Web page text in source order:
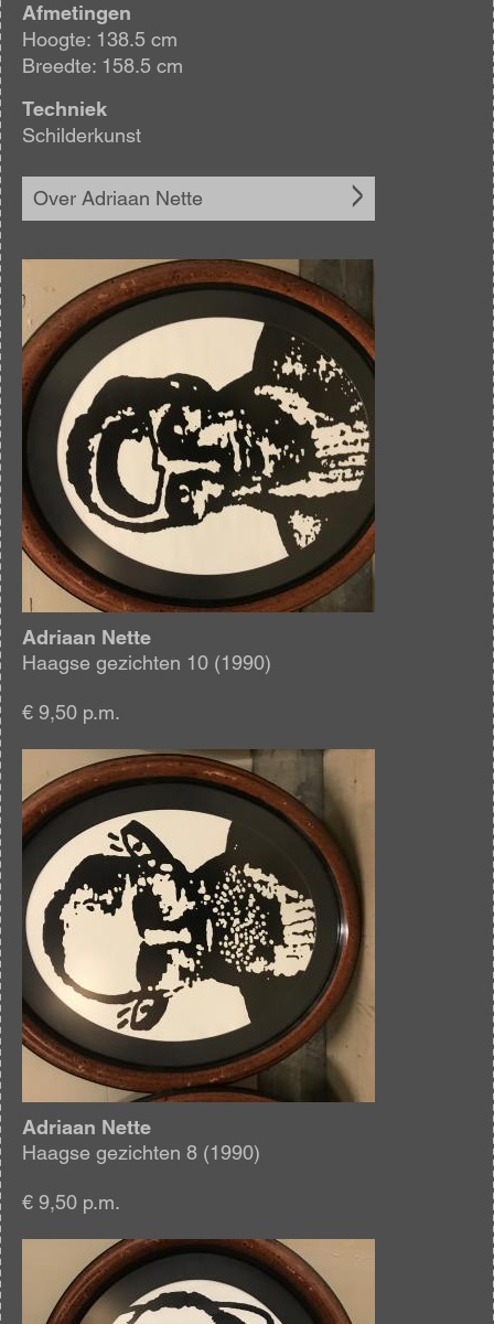
Afmetingen
Hoogte: 138.5 cm
Breedte: 158.5 cm
Techniek
Schilderkunst
Over Adriaan Nette
Afbeelding
Adriaan Nette
Haagse gezichten 10 (1990)
€ 9,50 p.m.
Afbeelding
Adriaan Nette
Haagse gezichten 8 (1990)
€ 9,50 p.m.
Afbeelding